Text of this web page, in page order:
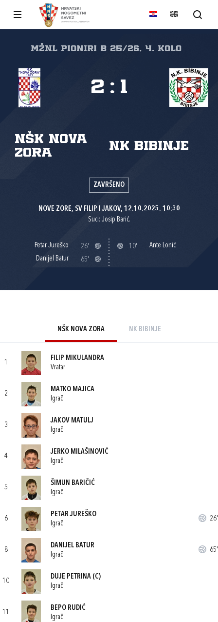
MŽNL PIONIRI B 25/26, 4. kolo
NŠK Nova
zora
NK Bibinje
2 : 1
ZAVRŠENO
NOVE ZORE, SV FILIP I JAKOV, 12.10.2025. 10:30
Suci: Josip Barić.
Petar Jureško
26'
Danijel Batur
65'
10' Ante Lonić
NŠK NOVA ZORA NK BIBINJE
1
FILIP MIKULANDRA
Vratar
2
MATKO MAJICA
Igrač
3
JAKOV MATULJ
Igrač
4
JERKO MILAŠINOVIĆ
Igrač
5
ŠIMUN BARIČIĆ
Igrač
6
PETAR JUREŠKO
Igrač
26'
8
DANIJEL BATUR
Igrač
65'
10
DUJE PETRINA (C)
Igrač
11
BEPO RUDIĆ
Igrač